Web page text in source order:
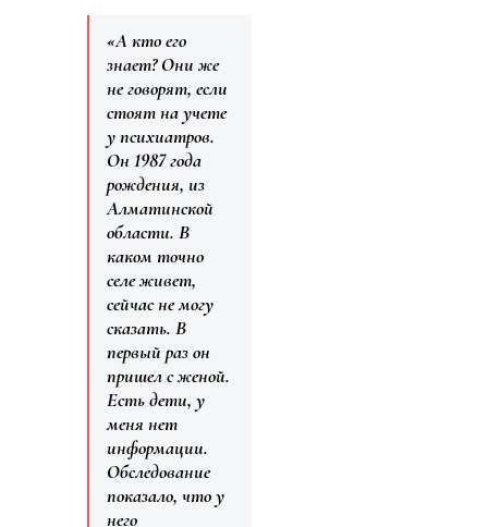
«А кто его
знает? Они же
не говорят, если
стоят на учете
у психиатров.
Он 1987 года
рождения, из
Алматинской
области. В
каком точно
селе живет,
сейчас не могу
сказать. В
первый раз он
пришел с женой.
Есть дети, у
меня нет
информации.
Обследование
показало, что у
него